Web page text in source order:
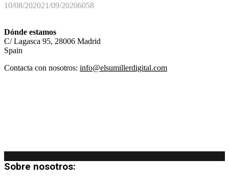
10/08/202021/09/20206058
Dónde estamos
C/ Lagasca 95, 28006 Madrid
Spain
Contacta con nosotros: info@elsumillerdigital.com
Sobre nosotros: